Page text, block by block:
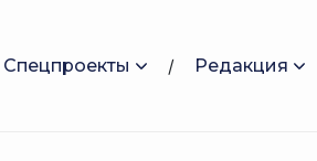
Спецпроекты Редакция